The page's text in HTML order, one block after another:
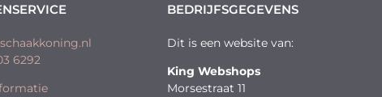
6292
BEDRIJFSGEGEVENS
Dit is een website van:
King Webshops
Morsestraat 11